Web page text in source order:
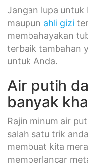
Jangan lupa
maupun ahli gizi
membahayakan
terbaik tambahan
untuk Anda.
Air putih
banyak
Rajin minum air
salah satu trik
membuat kita
memperlancar